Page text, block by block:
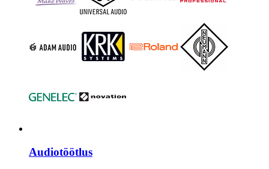
Audiotöötlus